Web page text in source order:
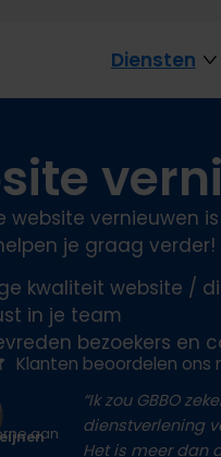
Diensten
website vernieuwen
je graag verder!
kwaliteit website /
in je team
bezoekers en
Klanten beoordelen ons
aan
“Ik zou GBBO
dienstverlening
Het is meer dan